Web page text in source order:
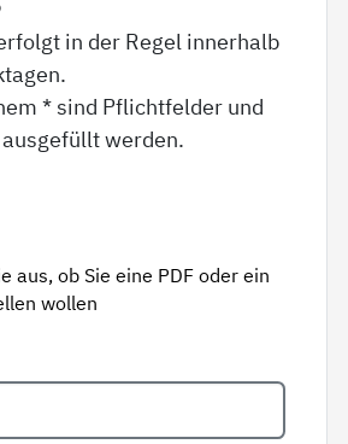
in der Regel innerhalb
* sind Pflichtfelder und
werden.
aus, ob Sie eine PDF oder ein
wollen